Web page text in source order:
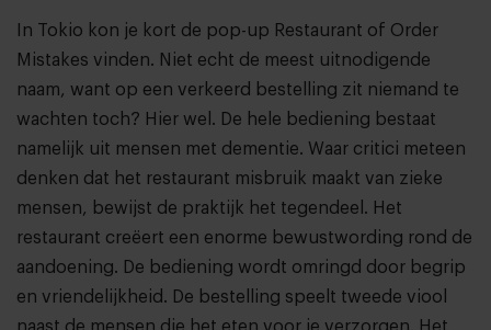
In Tokio kon je kort de pop-up Restaurant of Order
Mistakes vinden. Niet echt de meest uitnodigende
naam, want op een verkeerd bestelling zit niemand te
wachten toch? Hier wel. De hele bediening bestaat
namelijk uit mensen met dementie. Waar critici meteen
denken dat het restaurant misbruik maakt van zieke
mensen, bewijst de praktijk het tegendeel. Het
restaurant creëert een enorme bewustwording rond de
aandoening. De bediening wordt omringd door begrip
en vriendelijkheid. De bestelling speelt tweede viool
naast de mensen die het eten voor je verzorgen. Het